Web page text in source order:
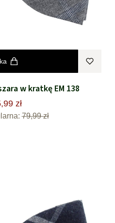
w kratkę EM 138
zł
79,99 zł